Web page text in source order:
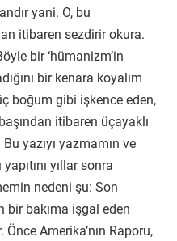
yani. O, bu
itibaren sezdirir okura.
bir ‘hümanizm’in
bir kenara koyalım
boğum gibi işkence eden,
itibaren üçayaklı
yazıyı yazmamın ve
yıllar sonra
nedeni şu: Son
bakıma işgal eden
Amerika’nın Raporu,